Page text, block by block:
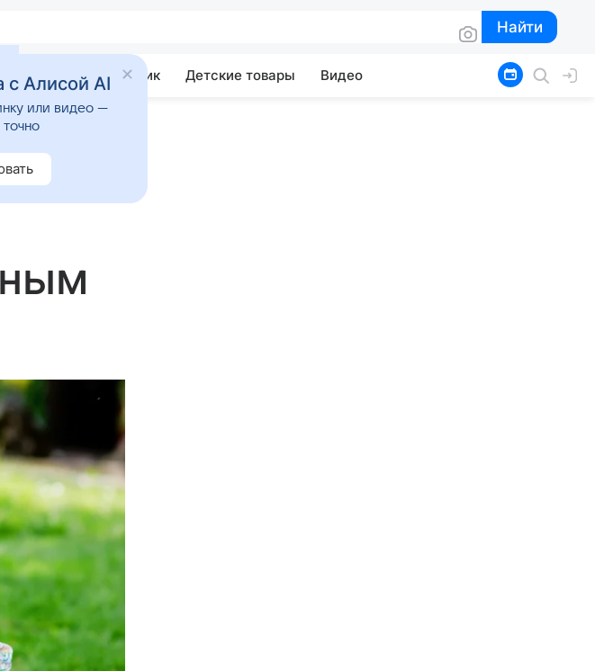
Найти
Найти
Почемучка Учебник Детские товары Видео
с Алисой AI
или видео —